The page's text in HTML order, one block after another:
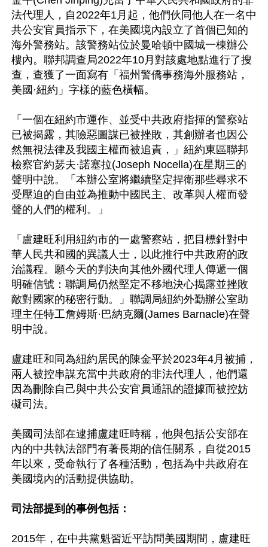
法代理人，自2022年1月起，他們伙同他人在一名中
共公安官員指示下，在美國境內設立了首個已知的
海外警務站。該警務站位於曼哈頓中國城一棟辦公
樓內。聯邦調查局2022年10月對該處地點進行了搜
查，查獲了一面寫有「福州警僑事務海外服務站，
美國·紐約」字樣的藍色橫幅。
「一個在紐約市運作、並受中共政府指揮的警察站
已被揭露，其險惡圖謀已被挫敗，其創辦者也因公
然無視法律及我國主權而被追責，」紐約東區聯邦
檢察官約瑟夫·諾塞拉(Joseph Nocella)在星期三的
聲明中說。「本辦公室將繼續堅定捍衛那些尋求不
受壓迫的自由並為推動中國民主、改革與人權而發
聲的人們的權利。」
「盧建旺利用紐約市的一處警察站，把目標針對中
華人民共和國的異議人士，以此推行中共政府的政
治議程。願今天的判決向其他外國代理人傳遞一個
明確信號：聯調局仍然堅定不移地決心揭露並挫敗
敵對國家的秘密行動。」聯調局紐約外勤辦公室助
理主任特工詹姆斯·巴納克爾(James Barnacle)在聲
明中說。
盧建旺和同為紐約居民的陳金平於2023年4月被捕，
兩人被控串謀充當中共政府的非法代理人，他們還
因為刪除自己與中共公安官員通訊的證據而被控妨
礙司法。
美國司法部在逮捕盧建旺時稱，他與包括公安部在
內的中共執法部門有著長期的信任關系，自從2015
年以來，受命執行了各種活動，包括為中共政府在
美國境內的活動提供協助。
司法部提到的事例包括：
2015年，在中共黨魁習近平訪問美國期間，盧建旺